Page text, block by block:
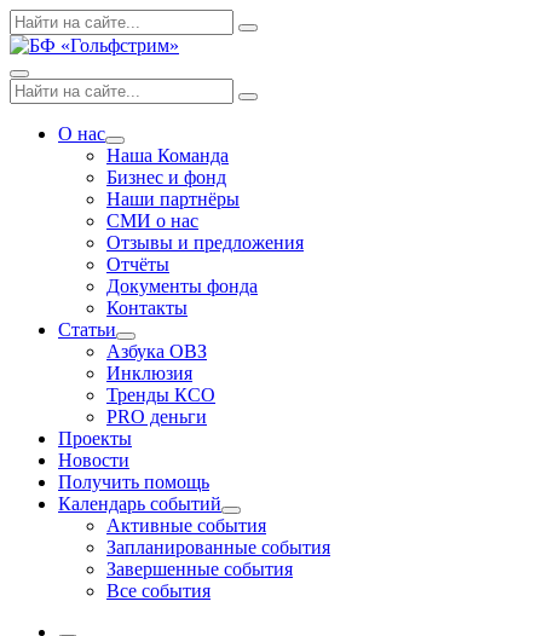
Skip
to
Поиск
по:
Search
Menu
Поиск
по:
Search
О нас
Expand
dropdown
Наша Команда
Бизнес и фонд
Наши партнёры
СМИ о нас
Отзывы и предложения
Отчёты
Документы фонда
Контакты
Статьи
Expand
dropdown
Азбука ОВЗ
Инклюзия
Тренды КСО
PRO деньги
Проекты
Новости
Получить помощь
Календарь событий
Expand
dropdown
Активные события
Запланированные события
Завершенные события
Все события